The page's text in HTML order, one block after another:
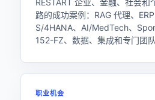
RESTART 企业、金融、社会和
路的成功案例：RAG 代理、ERP
S/4HANA、AI/MedTech、
152-FZ、数据、集成和专门团队
职业机会